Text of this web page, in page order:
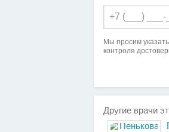
Мы просим
контроля
Другие врачи